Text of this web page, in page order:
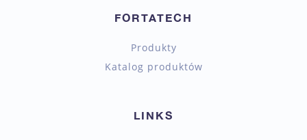
FORTATECH
Produkty
Katalog produktów
LINKS